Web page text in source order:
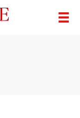
メ